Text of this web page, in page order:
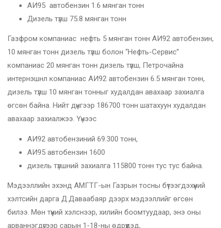
АИ95 автобензин 1.6 мянган тонн
Дизель түлш 75.8 мянган тонн
Газфром компаниас нефть 5 мянган тонн АИ92 автобензин,
10 мянган тонн дизель түлш болон “Нефть-Сервис”
компаниас 20 мянган тонн дизель түлш, Петрочайна
интернэшнл компаниас АИ92 автобензин 6.5 мянган тонн,
дизель түлш 10 мянган тонныг худалдан авахаар захиалга
өгсөн байна. Нийт дүнгээр 186700 тонн шатахуун худалдан
авахаар захиалжээ. Үүнээс
АИ92 автобензиний 69.300 тонн,
АИ95 автобензин 1600
дизель түлшний захиалга 115800 тонн тус тус байна.
Мэдээллийн эхэнд АМГТГ-ын Газрын тосны бүтээгдэхүүний
хэлтсийн дарга Д.Даваабаяр дээрх мэдээллийг өгсөн
билээ. Мөн түүний хэлснээр, хилийн боомтуудаар, энэ оны
арваннэгдүгээр сарын 1-18-ны өдрүүдэд,